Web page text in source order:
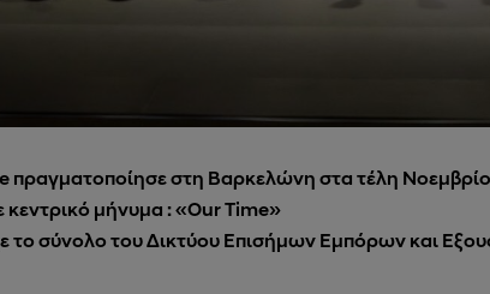
πραγματοποίησε στη Βαρκελώνη στα τέλη
μήνυμα : «OurTime»
το σύνολο του Δικτύου Επισήμων Εμπόρων και